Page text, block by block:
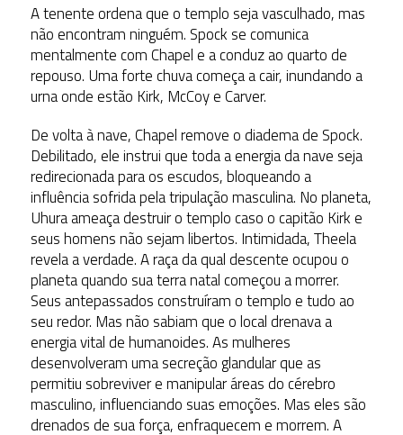
A tenente ordena que o templo seja vasculhado, mas
não encontram ninguém. Spock se comunica
mentalmente com Chapel e a conduz ao quarto de
repouso. Uma forte chuva começa a cair, inundando a
urna onde estão Kirk, McCoy e Carver.
De volta à nave, Chapel remove o diadema de Spock.
Debilitado, ele instrui que toda a energia da nave seja
redirecionada para os escudos, bloqueando a
influência sofrida pela tripulação masculina. No planeta,
Uhura ameaça destruir o templo caso o capitão Kirk e
seus homens não sejam libertos. Intimidada, Theela
revela a verdade. A raça da qual descente ocupou o
planeta quando sua terra natal começou a morrer.
Seus antepassados construíram o templo e tudo ao
seu redor. Mas não sabiam que o local drenava a
energia vital de humanoides. As mulheres
desenvolveram uma secreção glandular que as
permitiu sobreviver e manipular áreas do cérebro
masculino, influenciando suas emoções. Mas eles são
drenados de sua força, enfraquecem e morrem. A